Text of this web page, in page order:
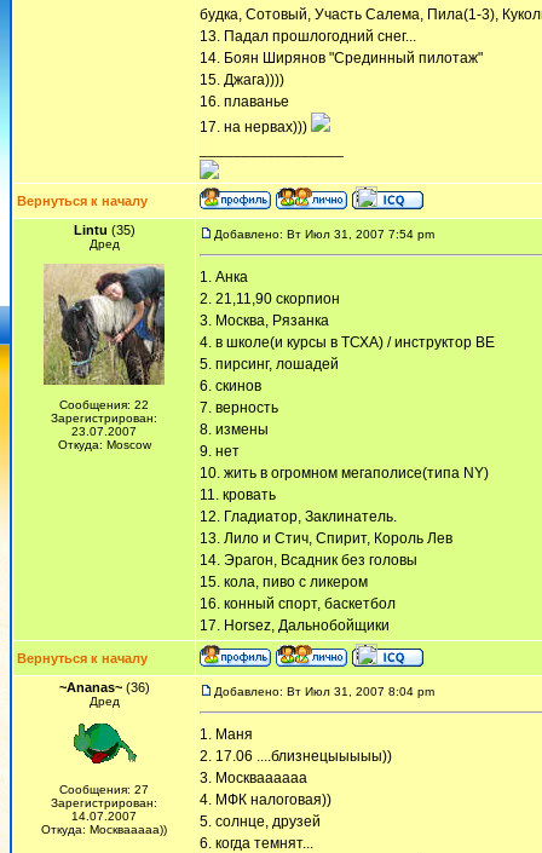
будка, Сотовый, Участь Салема, Пила(1-3),
13. Падал прошлогодний снег...
14. Боян Ширянов "Срединный пилотаж"
15. Джага))))
16. плаванье
17. на нервах)))
Вернуться к началу
Lintu (35)
Дред
Сообщения: 22
Зарегистрирован:
23.07.2007
Откуда: Moscow
Добавлено: Вт Июл 31, 2007 7:54 pm
1. Анка
2. 21,11,90 скорпион
3. Москва, Рязанка
4. в школе(и курсы в ТСХА) / инструктор ВЕ
5. пирсинг, лошадей
6. скинов
7. верность
8. измены
9. нет
10. жить в огромном мегаполисе(типа NY)
11. кровать
12. Гладиатор, Заклинатель.
13. Лило и Стич, Спирит, Король Лев
14. Эрагон, Всадник без головы
15. кола, пиво с ликером
16. конный спорт, баскетбол
17. Horsez, Дальнобойщики
Вернуться к началу
~Ananas~(36)
Дред
Сообщения: 27
Зарегистрирован:
14.07.2007
Откуда: Москвааааа))
Добавлено: Вт Июл 31, 2007 8:04 pm
1. Маня
2. 17.06 ....близнецыыыыы))
3. Москваааааа
4. МФК налоговая))
5. солнце, друзей
6. когда темнят...